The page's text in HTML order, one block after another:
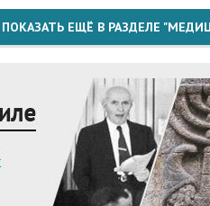
ПОКАЗАТЬ ЕЩЁ В РАЗДЕЛЕ